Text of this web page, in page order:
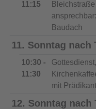
11:15
Bleichstraße
Baudach
11. Sonntag nach
10:30 -
11:30
mit
12. Sonntag nach